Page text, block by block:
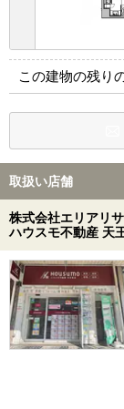
この建物の残り
取扱い店舗
株式会社エリアリ
ハウスモ不動産 天